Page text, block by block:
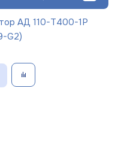
АД 110-Т400-1Р
G2)